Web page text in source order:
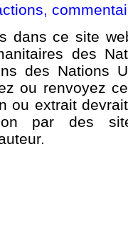
dans ce site
des
des Nations
ou renvoyez
ou extrait
par des